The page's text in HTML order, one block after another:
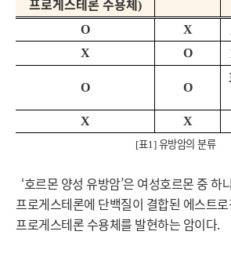
프로게스테론 수용체)
O X
X O
O O
X X
[표1] 유방암의 분류
‘호르몬 양성 유방암’은 여성호르몬 중 하
프로게스테론에 단백질이 결합된 에스트
프로게스테론 수용체를 발현하는 암이다.